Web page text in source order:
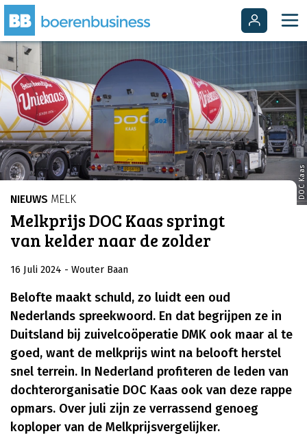
DOC Kaas
NIEUWS MELK
Melkprijs DOC Kaas springt
van kelder naar de zolder
16 Juli 2024 - Wouter Baan
Belofte maakt schuld, zo luidt een oud
Nederlands spreekwoord. En dat begrijpen ze in
Duitsland bij zuivelcoöperatie DMK ook maar al te
goed, want de melkprijs wint na belooft herstel
snel terrein. In Nederland profiteren de leden van
dochterorganisatie DOC Kaas ook van deze rappe
opmars. Over juli zijn ze verrassend genoeg
koploper van de Melkprijsvergelijker.